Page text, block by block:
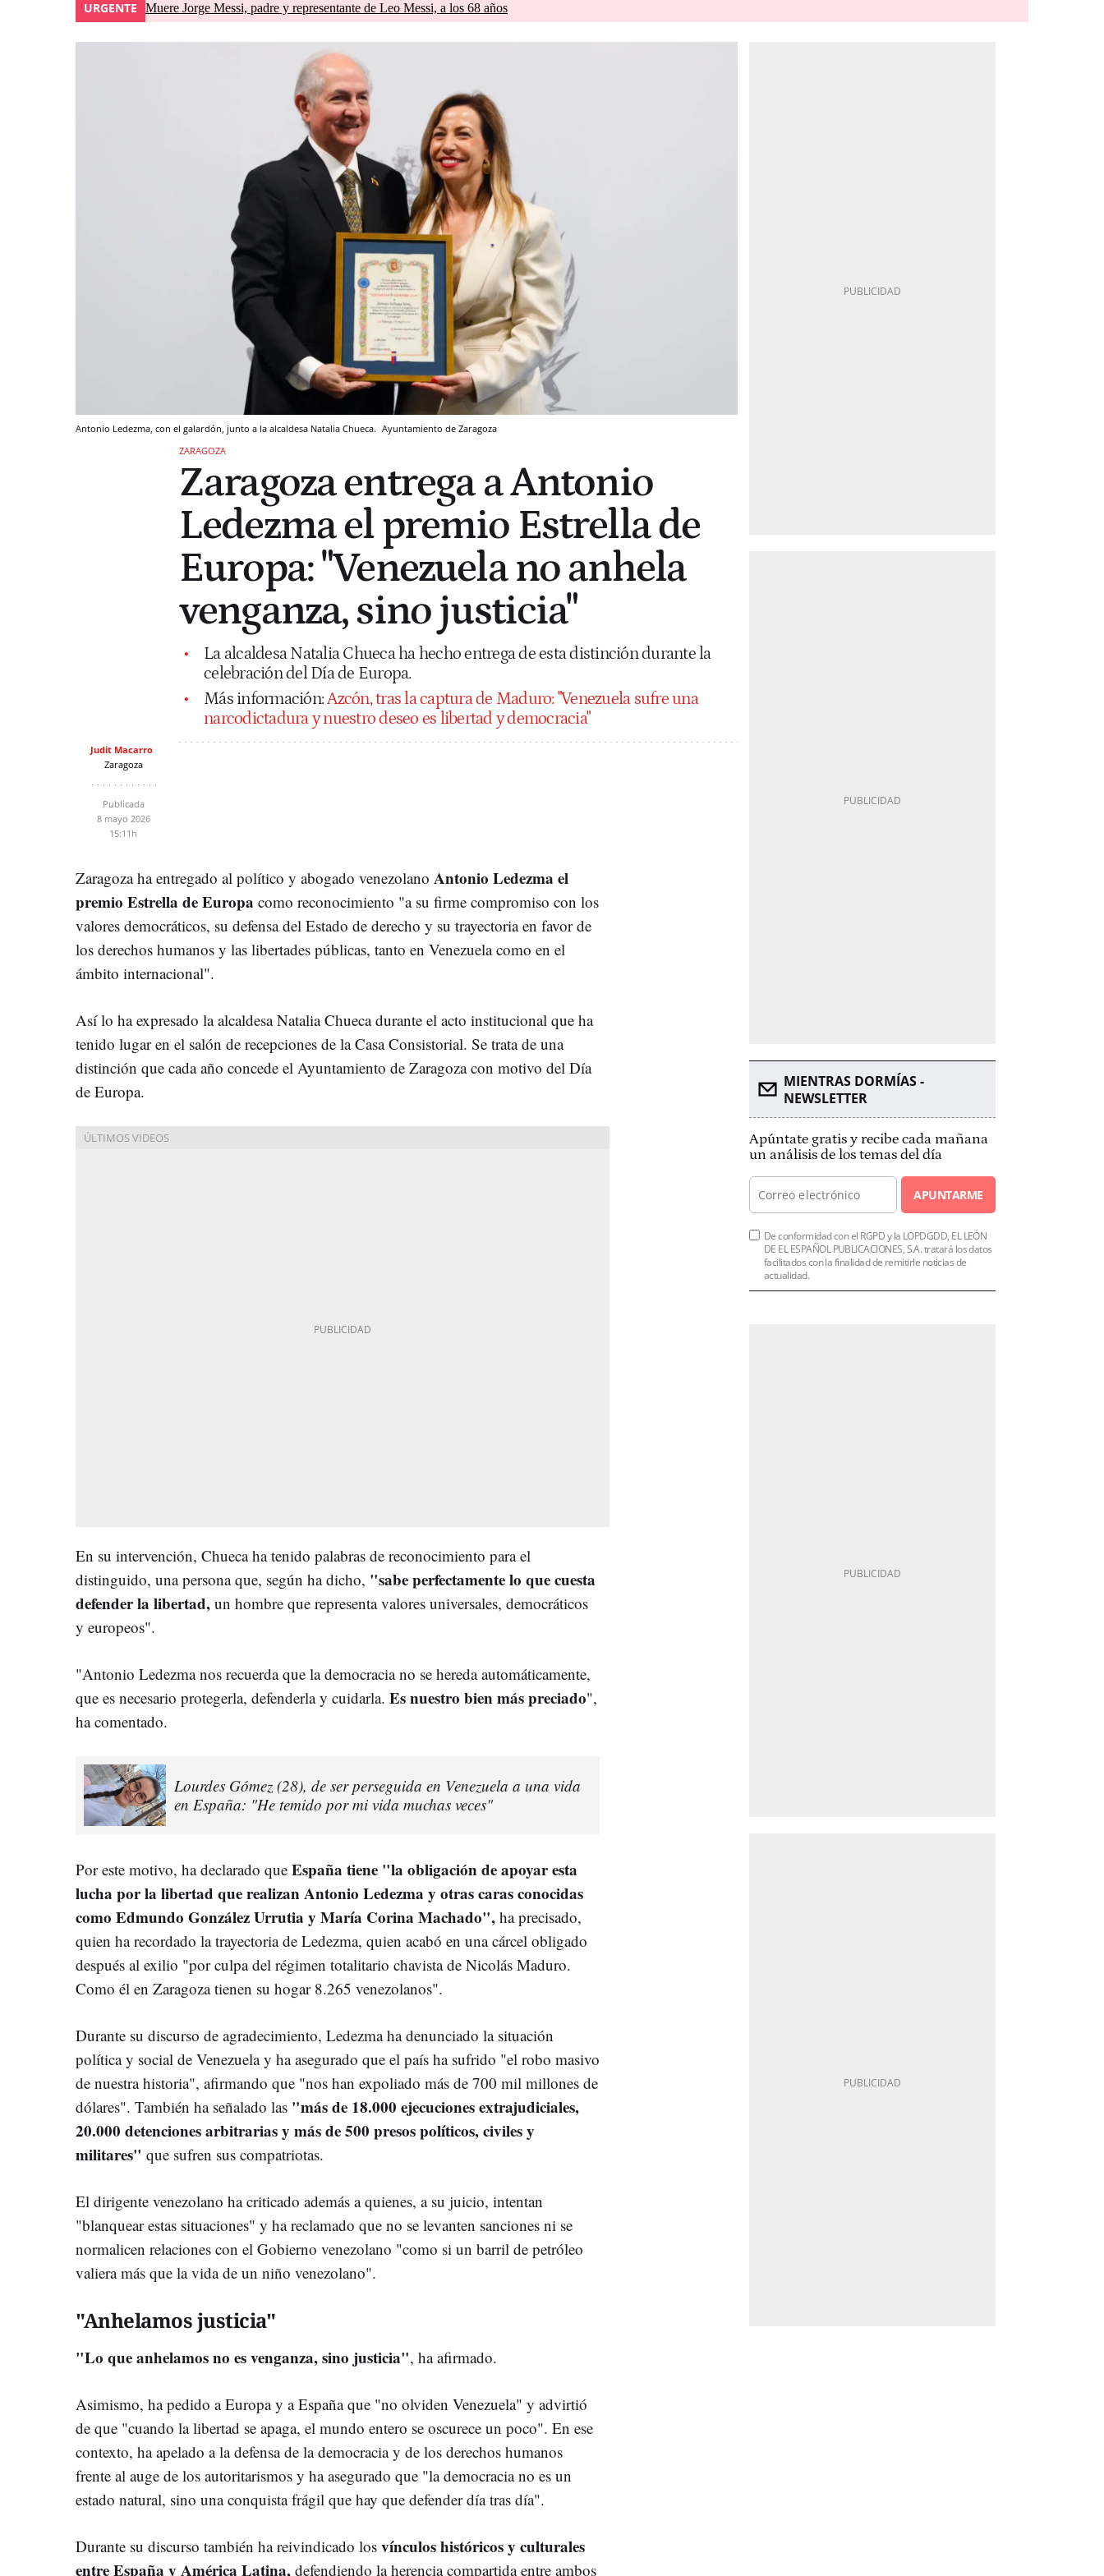
URGENTE Muere Jorge Messi, padre y representante de Leo Messi, a los 68 años
Antonio Ledezma, con el galardón, junto a la alcaldesa Natalia Chueca. Ayuntamiento de Zaragoza
ZARAGOZA
Zaragoza entrega a Antonio
Ledezma el premio Estrella de
Europa: "Venezuela no anhela
venganza, sino justicia"
La alcaldesa Natalia Chueca ha hecho entrega de esta distinción durante la
celebración del Día de Europa.
Más información:Azcón, tras la captura de Maduro: "Venezuela sufre una
narcodictadura y nuestro deseo es libertad y democracia"
Judit Macarro
Zaragoza
Publicada
8 mayo 2026
15:11h
Zaragoza ha entregado al político y abogado venezolano Antonio Ledezma el
premio Estrella de Europa como reconocimiento "a su firme compromiso con los
valores democráticos, su defensa del Estado de derecho y su trayectoria en favor de
los derechos humanos y las libertades públicas, tanto en Venezuela como en el
ámbito internacional".
Así lo ha expresado la alcaldesa Natalia Chueca durante el acto institucional que ha
tenido lugar en el salón de recepciones de la Casa Consistorial. Se trata de una
distinción que cada año concede el Ayuntamiento de Zaragoza con motivo del Día
de Europa.
En su intervención, Chueca ha tenido palabras de reconocimiento para el
distinguido, una persona que, según ha dicho, "sabe perfectamente lo que cuesta
defender la libertad, un hombre que representa valores universales, democráticos
y europeos".
"Antonio Ledezma nos recuerda que la democracia no se hereda automáticamente,
que es necesario protegerla, defenderla y cuidarla. Es nuestro bien más preciado",
ha comentado.
Lourdes Gómez (28), de ser perseguida en Venezuela a una vida
en España: "He temido por mi vida muchas veces"
Por este motivo, ha declarado que España tiene "la obligación de apoyar esta
lucha por la libertad que realizan Antonio Ledezma y otras caras conocidas
como Edmundo González Urrutia y María Corina Machado", ha precisado,
quien ha recordado la trayectoria de Ledezma, quien acabó en una cárcel obligado
después al exilio "por culpa del régimen totalitario chavista de Nicolás Maduro.
Como él en Zaragoza tienen su hogar 8.265 venezolanos".
Durante su discurso de agradecimiento, Ledezma ha denunciado la situación
política y social de Venezuela y ha asegurado que el país ha sufrido "el robo masivo
de nuestra historia", afirmando que "nos han expoliado más de 700 mil millones de
dólares". También ha señalado las "más de 18.000 ejecuciones extrajudiciales,
20.000 detenciones arbitrarias y más de 500 presos políticos, civiles y
militares" que sufren sus compatriotas.
El dirigente venezolano ha criticado además a quienes, a su juicio, intentan
"blanquear estas situaciones" y ha reclamado que no se levanten sanciones ni se
normalicen relaciones con el Gobierno venezolano "como si un barril de petróleo
valiera más que la vida de un niño venezolano".
"Anhelamos justicia"
"Lo que anhelamos no es venganza, sino justicia", ha afirmado.
Asimismo, ha pedido a Europa y a España que "no olviden Venezuela" y advirtió
de que "cuando la libertad se apaga, el mundo entero se oscurece un poco". En ese
contexto, ha apelado a la defensa de la democracia y de los derechos humanos
frente al auge de los autoritarismos y ha asegurado que "la democracia no es un
estado natural, sino una conquista frágil que hay que defender día tras día".
Durante su discurso también ha reivindicado los vínculos históricos y culturales
entre España y América Latina, defendiendo la herencia compartida entre ambos
MIENTRAS DORMÍAS -
NEWSLETTER
Apúntate gratis y recibe cada mañana
un análisis de los temas del día
APUNTARME
De conformidad con el RGPD y la LOPDGDD, EL LEÓN
DE EL ESPAÑOL PUBLICACIONES, S.A. tratará los datos
facilitados con la finalidad de remitirle noticias de
actualidad.